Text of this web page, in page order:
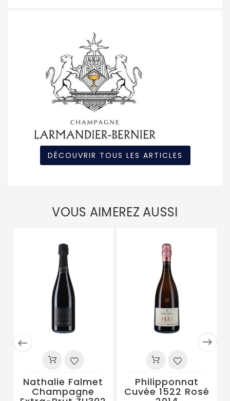
DÉCOUVRIR TOUS LES ARTICLES
VOUS AIMEREZ AUSSI
 
Nathalie Falmet
Champagne
Philipponnat
Cuvée 1522 Rosé